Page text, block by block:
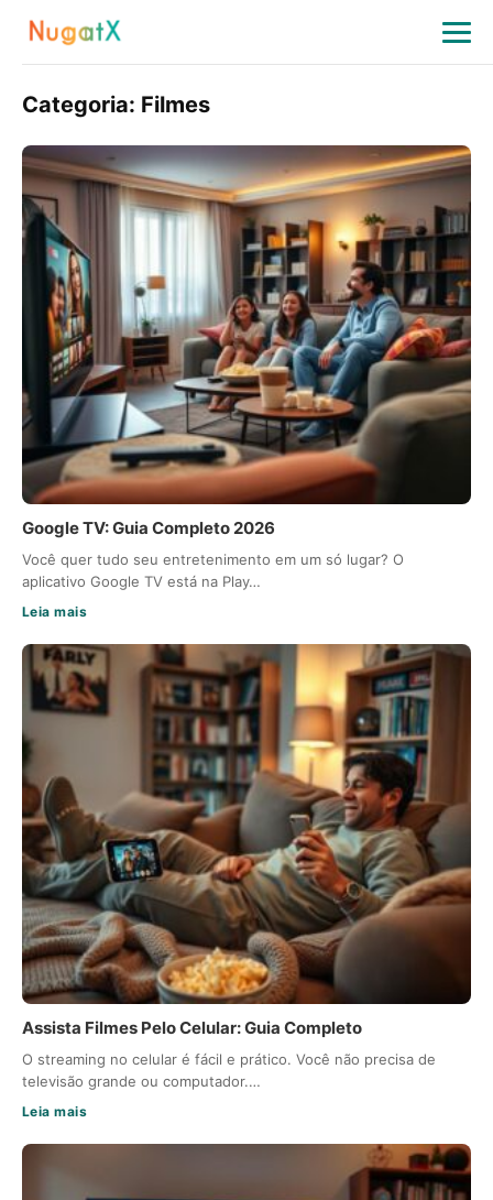
Categoria: Filmes
Google TV: Guia Completo 2026
Você quer tudo seu entretenimento em um só lugar? O
aplicativo Google TV está na Play…
Leia mais
Assista Filmes Pelo Celular: Guia Completo
O streaming no celular é fácil e prático. Você não precisa de
televisão grande ou computador.…
Leia mais